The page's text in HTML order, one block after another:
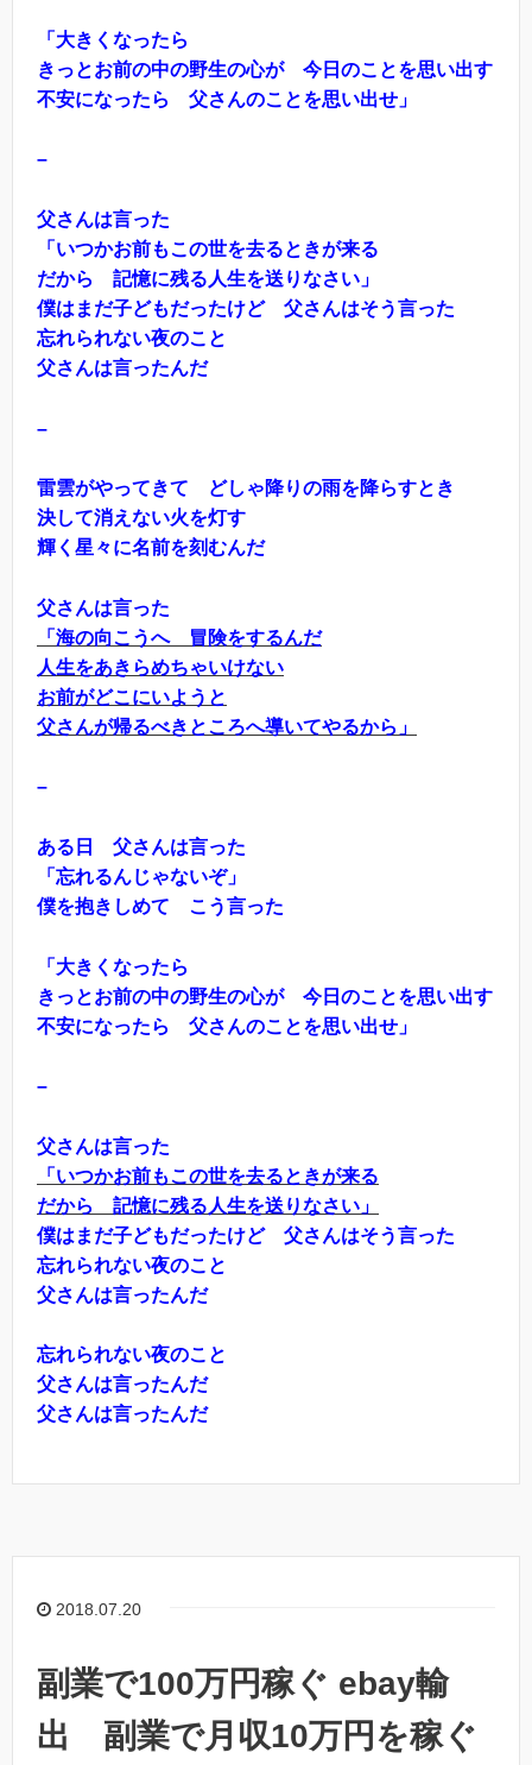
「大きくなったら
きっとお前の中の野生の心が 今日のことを思い出す
不安になったら 父さんのことを思い出せ」
–
父さんは言った
「いつかお前もこの世を去るときが来る
だから 記憶に残る人生を送りなさい」
僕はまだ子どもだったけど 父さんはそう言った
忘れられない夜のこと
父さんは言ったんだ
–
雷雲がやってきて どしゃ降りの雨を降らすとき
決して消えない火を灯す
輝く星々に名前を刻むんだ
父さんは言った
「海の向こうへ 冒険をするんだ
人生をあきらめちゃいけない
お前がどこにいようと
父さんが帰るべきところへ導いてやるから」
–
ある日 父さんは言った
「忘れるんじゃないぞ」
僕を抱きしめて こう言った
「大きくなったら
きっとお前の中の野生の心が 今日のことを思い出す
不安になったら 父さんのことを思い出せ」
–
父さんは言った
「いつかお前もこの世を去るときが来る
だから 記憶に残る人生を送りなさい」
僕はまだ子どもだったけど 父さんはそう言った
忘れられない夜のこと
父さんは言ったんだ
忘れられない夜のこと
父さんは言ったんだ
父さんは言ったんだ
2018.07.20
副業で100万円稼ぐ ebay輸
出 副業で月収10万円を稼ぐ